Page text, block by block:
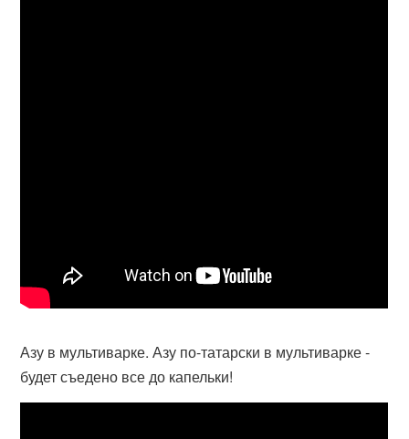
Азу в мультиварке. Азу по-татарски в мультиварке -
будет съедено все до капельки!